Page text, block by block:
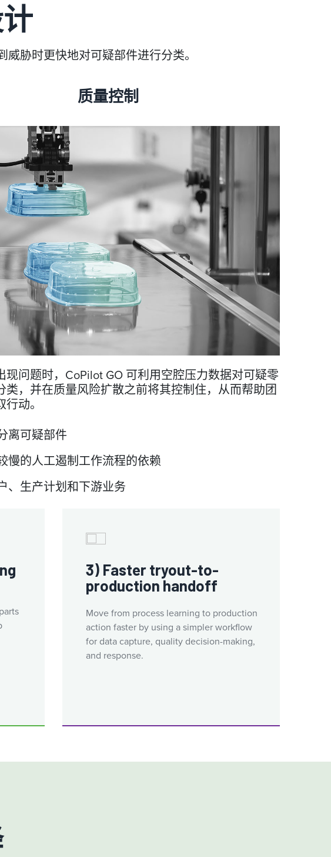
胁时更快地对可疑部件进行分类。
质量控制
现问题时，CoPilot GO 可利用空腔压力数据对可疑零
类，并在质量风险扩散之前将其控制住，从而帮助团
动。
离可疑部件
慢的人工遏制工作流程的依赖
、生产计划和下游业务
3) Faster tryout-to-
production handoff
Move from process learning to production
action faster by using a simpler workflow
for data capture, quality decision-making,
and response.